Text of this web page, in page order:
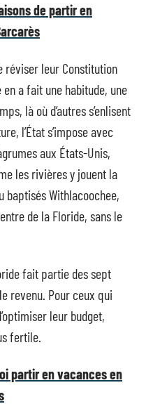
de partir en
réviser leur Constitution
a fait une habitude, une
là où d’autres s’enlisent
l’État s’impose avec
aux États-Unis,
les rivières y jouent la
baptisés Withlacoochee,
de la Floride, sans le
fait partie des sept
revenu. Pour ceux qui
leur budget,
fertile.
partir en vacances en